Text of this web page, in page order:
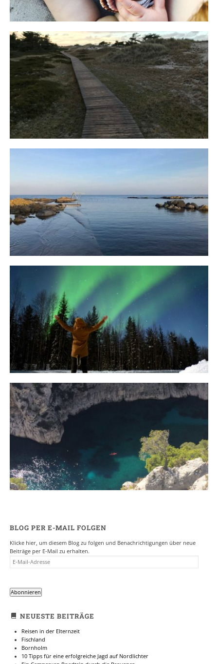
Fischland
12. FEBRUAR 2019
Bornholm
29. OKTOBER 2018
10 Tipps für eine erfolgreiche Jagd
auf Nordlichter
31. JANUAR 2018
Ein Campervan Roadtrip durch die
BLOG PER E-MAIL FOLGEN
Klicke hier, um diesem Blog zu folgen und Benachrichtigungen über neue
Beiträge per E-Mail zu erhalten.
E-
MAIL-
Abonnieren
NEUESTE BEITRÄGE
Reisen in der Elternzeit
Fischland
Bornholm
10 Tipps für eine erfolgreiche Jagd auf Nordlichter